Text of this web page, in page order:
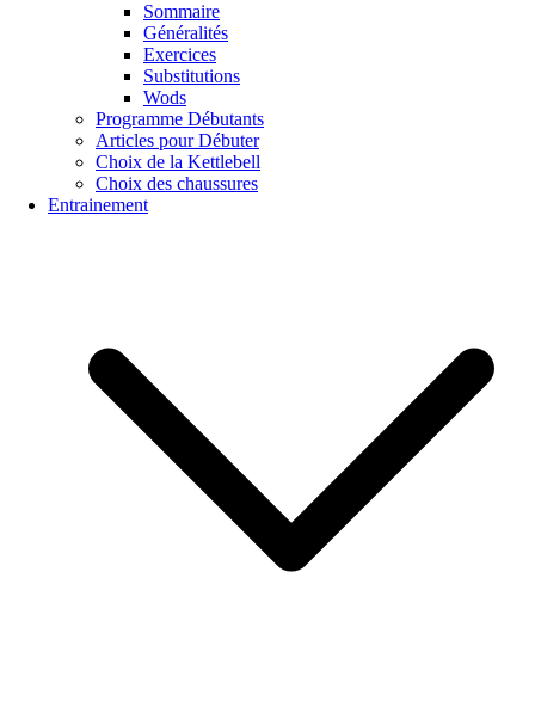
Sommaire
Généralités
Exercices
Substitutions
Wods
Programme Débutants
Articles pour Débuter
Choix de la Kettlebell
Choix des chaussures
Entrainement